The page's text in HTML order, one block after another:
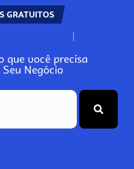
GRATUITOS
N
que você precisa
Negócio